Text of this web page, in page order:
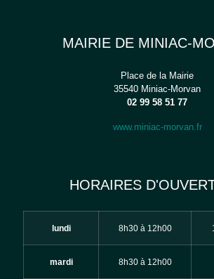
MAIRIE DE MINIAC-
Place de la Mairie
35540 Miniac-Morvan
02 99 58 51 77
www.miniac-morvan.fr
HORAIRES
lundi 8h30 à 12h00
mardi 8h30 à 12h00